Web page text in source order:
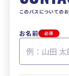
このバスについての
お名前 必須